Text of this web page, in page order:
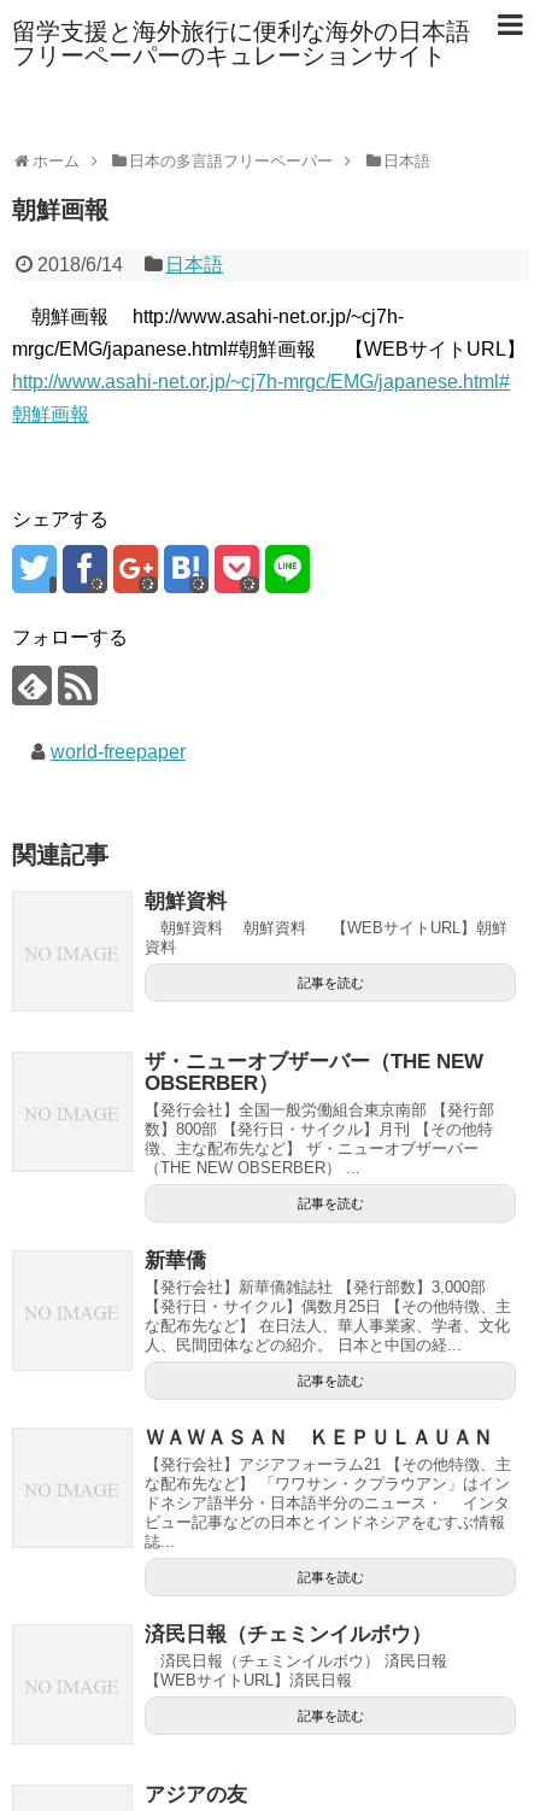
留学支援と海外旅行に便利な海外の日本語
フリーペーパーのキュレーションサイト
ホーム 日本の多言語フリーペーパー 日本語
朝鮮画報
2018/6/14 日本語
朝鮮画報 http://www.asahi-net.or.jp/~cj7h-
mrgc/EMG/japanese.html#朝鮮画報 【WEBサイトURL】
http://www.asahi-net.or.jp/~cj7h-mrgc/EMG/japanese.html#
朝鮮画報
シェアする
フォローする
world-freepaper
関連記事
朝鮮資料
朝鮮資料 朝鮮資料 【WEBサイトURL】朝鮮
資料
記事を読む
ザ・ニューオブザーバー（THE NEW
OBSERBER）
【発行会社】全国一般労働組合東京南部 【発行部
数】800部 【発行日・サイクル】月刊 【その他特
徴、主な配布先など】 ザ・ニューオブザーバー
（THE NEW OBSERBER） ...
記事を読む
新華僑
【発行会社】新華僑雑誌社 【発行部数】3,000部
【発行日・サイクル】偶数月25日 【その他特徴、主
な配布先など】 在日法人、華人事業家、学者、文化
人、民間団体などの紹介。 日本と中国の経...
記事を読む
ＷＡＷＡＳＡＮ ＫＥＰＵＬＡＵＡＮ
【発行会社】アジアフォーラム21 【その他特徴、主
な配布先など】 「ワワサン・クプラウアン」はイン
ドネシア語半分・日本語半分のニュース・ インタ
ビュー記事などの日本とインドネシアをむすぶ情報
誌...
記事を読む
済民日報（チェミンイルボウ）
済民日報（チェミンイルボウ） 済民日報
【WEBサイトURL】済民日報
記事を読む
アジアの友